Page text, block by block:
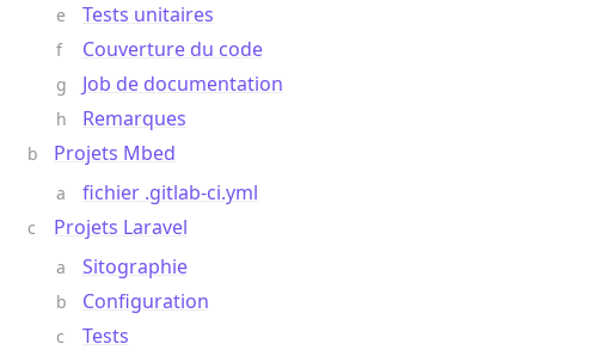
Tests unitaires
Couverture du code
Job de documentation
Remarques
Projets Mbed
fichier .gitlab-ci.yml
Projets Laravel
Sitographie
Configuration
Tests